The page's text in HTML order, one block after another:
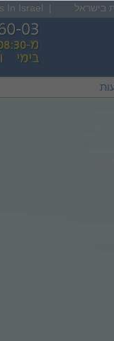
In Israel | בישראל